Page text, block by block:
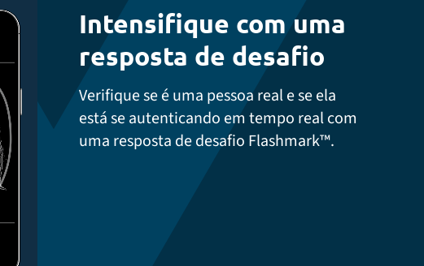
Intensifique com uma
resposta de desafio
Verifique se é uma pessoa real e se ela
está se autenticando em tempo real com
uma resposta de desafio Flashmark™.